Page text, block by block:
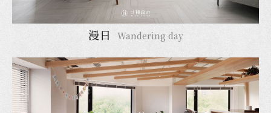
漫日 Wandering day